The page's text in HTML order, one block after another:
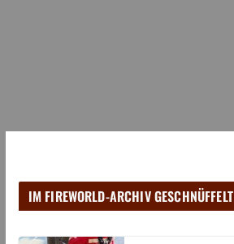
IM FIREWORLD-ARCHIV GESCHNÜFFELT